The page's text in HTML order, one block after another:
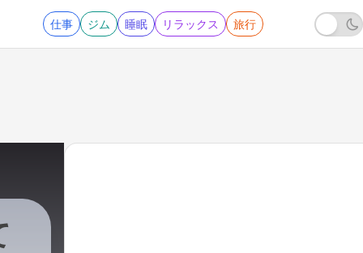
仕事 ジム 睡眠 リラックス 旅行